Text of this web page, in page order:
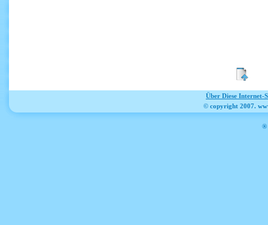
Über Diese Internet-
© copyright 2007.
®